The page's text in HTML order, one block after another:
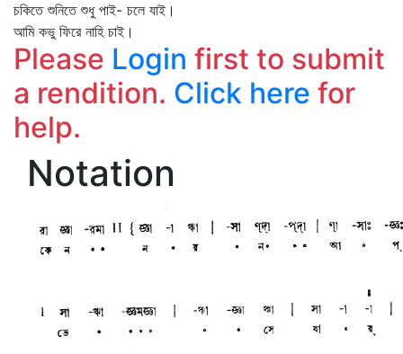
চকিতে শুনিতে শুধু পাই- চলে যাই।
আমি কভু ফিরে নাহি চাই।
Please Login first to submit
a rendition. Click here for
help.
Notation